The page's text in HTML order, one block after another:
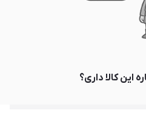
این کالا داری؟